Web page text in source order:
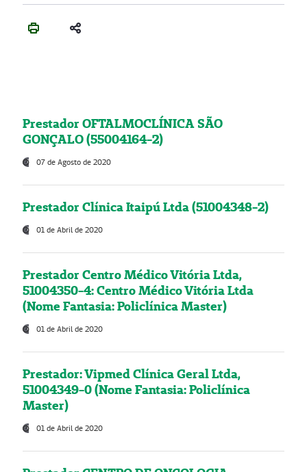
Prestador OFTALMOCLÍNICA SÃO
GONÇALO (55004164-2)
07 de Agosto de 2020
Prestador Clínica Itaipú Ltda (51004348-2)
01 de Abril de 2020
Prestador Centro Médico Vitória Ltda,
51004350-4: Centro Médico Vitória Ltda
(Nome Fantasia: Policlínica Master)
01 de Abril de 2020
Prestador: Vipmed Clínica Geral Ltda,
51004349-0 (Nome Fantasia: Policlínica
Master)
01 de Abril de 2020